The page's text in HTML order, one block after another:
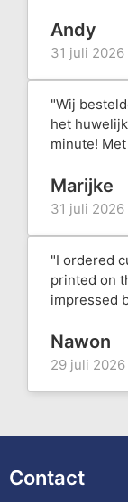
Andy
31 juli 2026
"Wij
het
minute!
Marijke
31 juli 2026
"I ordered
printed on
impressed
Nawon
29 juli 2026
Contact